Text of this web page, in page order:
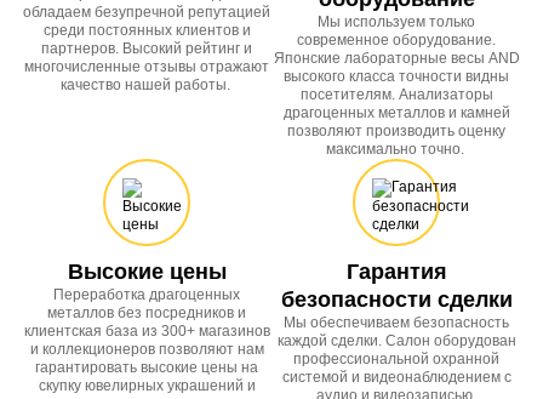
обладаем безупречной репутацией
среди постоянных клиентов и
партнеров. Высокий рейтинг и
многочисленные отзывы отражают
качество нашей работы.
Мы используем только
современное оборудование.
Японские лабораторные весы AND
высокого класса точности видны
посетителям. Анализаторы
драгоценных металлов и камней
позволяют производить оценку
максимально точно.
Высокие цены
Переработка драгоценных
металлов без посредников и
клиентская база из 300+ магазинов
и коллекционеров позволяют нам
гарантировать высокие цены на
скупку ювелирных украшений и
Гарантия
безопасности сделки
Мы обеспечиваем безопасность
каждой сделки. Салон оборудован
профессиональной охранной
системой и видеонаблюдением с
аудио и видеозаписью.